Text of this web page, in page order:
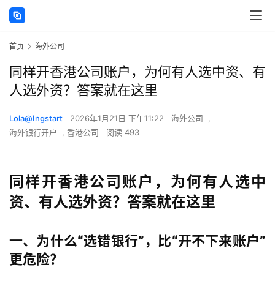
首页 海外公司
同样开香港公司账户，为何有人选中资、有
人选外资？答案就在这里
Lola@Ingstart 2026年1月21日 下午11:22 海外公司
,
海外银行开户
, 香港公司 阅读 493
同样开香港公司账户，为何有人选中
资、有人选外资？答案就在这里
一、为什么“选错银行”，比“开不下来账户”
更危险？